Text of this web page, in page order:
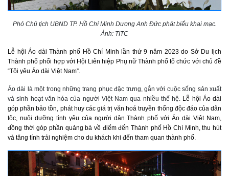
Phó Chủ tịch UBND TP. Hồ Chí Minh Dương Anh Đức phát biểu khai mạc.
Ảnh: TITC
Lễ hội Áo dài Thành phố Hồ Chí Minh lần thứ 9 năm 2023 do Sở Du lịch
Thành phố phối hợp với Hội Liên hiệp Phụ nữ Thành phố tổ chức với chủ đề
“Tôi yêu Áo dài Việt Nam”.
Áo dài là một trong những trang phục đặc trưng, gắn với cuộc sống sản xuất
và sinh hoạt văn hóa của người Việt Nam qua nhiều thế hệ. Lễ hội Áo dài
góp phần bảo tồn, phát huy các giá trị văn hoá truyền thống độc đáo của dân
tộc, nuôi dưỡng tình yêu của người dân Thành phố với Áo dài Việt Nam,
đồng thời góp phần quảng bá về điểm đến Thành phố Hồ Chí Minh, thu hút
và tăng tính trải nghiệm cho du khách khi đến tham quan thành phố.